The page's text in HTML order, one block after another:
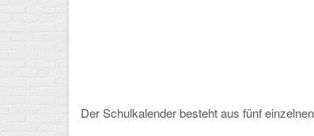
Der Schulkalender besteht aus fünf